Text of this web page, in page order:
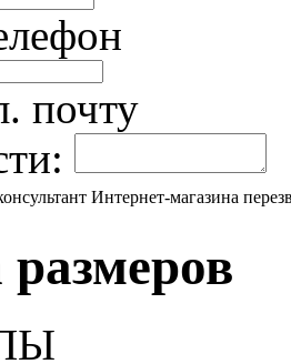
почту
Интернет-магазина